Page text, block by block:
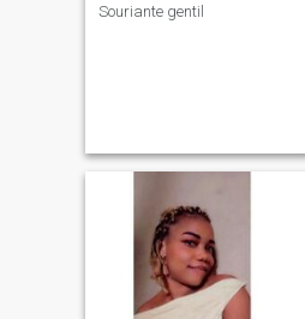
Souriante gentil